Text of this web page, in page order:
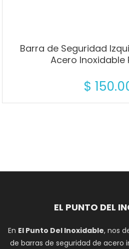
Barra de Seguridad
Acero Inoxidable
$
EL PUNTO DEL
En El Punto Del Inoxidable, nos
de barras de seguridad de acero